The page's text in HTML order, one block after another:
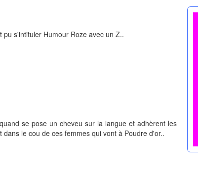
pu s'intituler Humour Roze avec un Z..
se pose un cheveu sur la langue et adhèrent les
dans le cou de ces femmes qui vont à Poudre d'or..